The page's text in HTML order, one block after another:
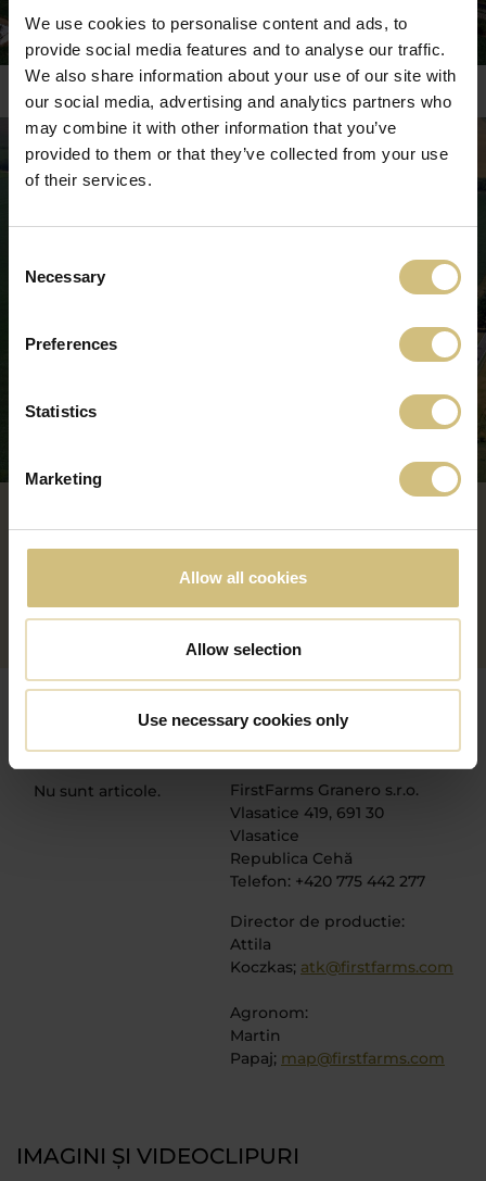
We use cookies to personalise content and ads, to
provide social media features and to analyse our traffic.
We also share information about your use of our site with
our social media, advertising and analytics partners who
may combine it with other information that you’ve
provided to them or that they’ve collected from your use
of their services.
Selection
Necessary
Preferences
Statistics
Marketing
Allow all cookies
Allow selection
Use necessary cookies only
Fermă de îngrășare cu 9.000 de grajduri
Capacitate de însilozare: 120 tone (împărțită între 10
silozuri)
ȘTIRI
Nu sunt articole.
CONTACTE
FirstFarms Granero s.r.o.
Vlasatice 419, 691 30
Vlasatice
Republica Cehă
Telefon: +420 775 442 277
Director de productie:
Attila
Koczkas; atk@firstfarms.com
Agronom:
Martin
Papaj; map@firstfarms.com
IMAGINI ȘI VIDEOCLIPURI